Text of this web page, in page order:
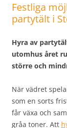
Festliga
partytält i
Hyra av
utomhus året
större och
När vädret
som en sorts
får växa och
gråa toner. Att